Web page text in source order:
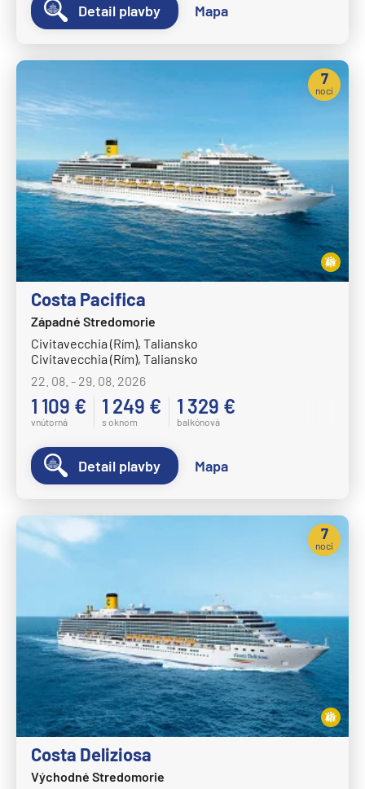
Detail plavby Mapa
Costa Pacifica
Západné Stredomorie
Civitavecchia (Rím), Taliansko
Civitavecchia (Rím), Taliansko
22. 08. - 29. 08. 2026
1 109 €
vnútorná
1 249 €
s oknom
1 329 €
balkónová
7
nocí
Detail plavby Mapa
Costa Deliziosa
Východné Stredomorie
7
nocí